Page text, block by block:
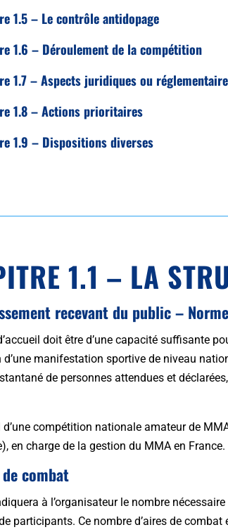
1.5 – Le contrôle antidopage
1.6 – Déroulement de la compétition
1.7 – Aspects juridiques ou
1.8 – Actions prioritaires
1.9 – Dispositions diverses
1.1 – LA
recevant du public –
doit être d’une capacité suffisante
d’une manifestation sportive de niveau
de personnes attendues et
d’une compétition nationale amateur de
en charge de la gestion du MMA en France.
de combat
à l’organisateur le nombre
participants. Ce nombre d’aires de